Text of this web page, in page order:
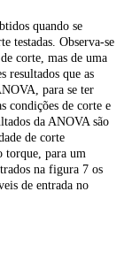
quando se
testadas. Observa-se
corte, mas de uma
resultados que as
para se ter
condições de corte e
da ANOVA são
de corte
torque, para um
na figura 7 os
de entrada no